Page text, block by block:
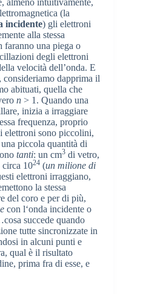
almeno intuitivamente,
(la
incidente) gli elettroni
alla stessa
faranno una piega o
degli elettroni
velocità dell’onda. E
consideriamo dapprima il
abituati, quella che
n > 1. Quando una
inizia a irraggiare
frequenza, proprio
elettroni sono piccolini,
piccola quantità di
tanti: un cm3 di vetro,
circa 1024 (un milione di
elettroni irraggiano,
la stessa
del coro e per di più,
e con l‘onda incidente o
succede quando
tutte sincronizzate in
in alcuni punti e
qual è il risultato
prima fra di esse, e